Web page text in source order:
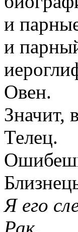
и
и
Овен.
Значит,
Телец.
Я его
Рак.